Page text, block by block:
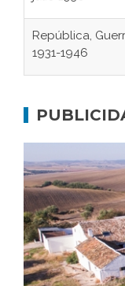
República,
1931-1946
concentración
Bornos
El Frente
Juntar las
afán de saber